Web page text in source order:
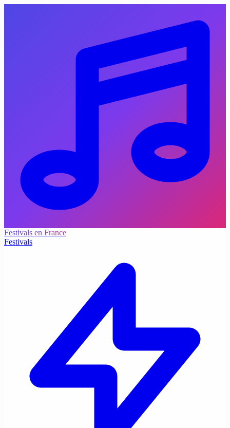
Festivals en France
Festivals